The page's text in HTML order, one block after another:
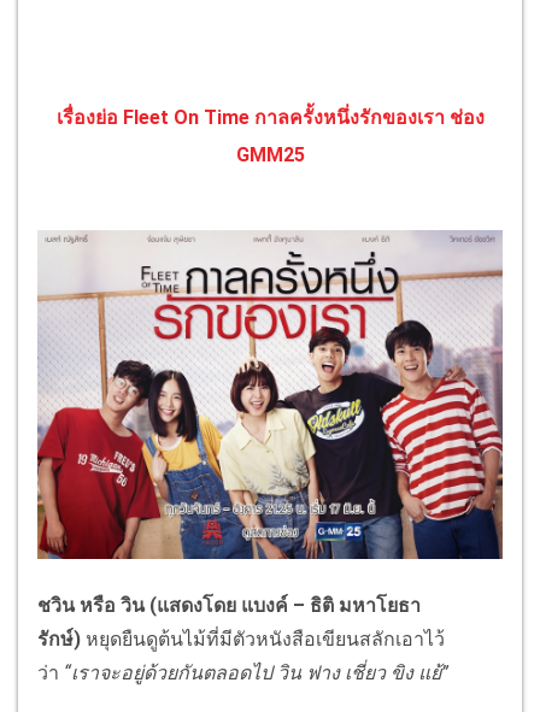
เรื่องย่อ Fleet On Time กาลครั้งหนึ่งรักของเรา ช่อง
GMM25
ชวิน หรือ วิน (แสดงโดย แบงค์ – ธิติ มหาโยธา
รักษ์) หยุดยืนดูต้นไม้ที่มีตัวหนังสือเขียนสลักเอาไว้
ว่า “เราจะอยู่ด้วยกันตลอดไป วิน ฟาง เชี่ยว ขิง แย้”